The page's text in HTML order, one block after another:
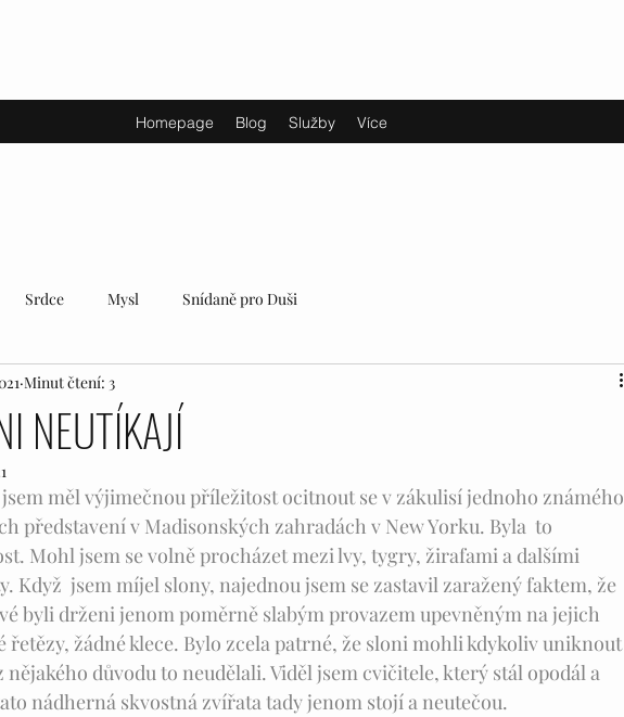
Homepage Blog Služby Více
Srdce Mysl Snídaně pro Duši
NEUTÍKAJÍ
Minut čtení: 3
měl výjimečnou příležitost ocitnout se v zákulisí jednoho známého
představení v Madisonských zahradách v New Yorku. Byla  to
Mohl jsem se volně procházet mezi lvy, tygry, žirafami a dalšími
Když  jsem míjel slony, najednou jsem se zastavil zaražený faktem, že
byli drženi jenom poměrně slabým provazem upevněným na jejich
řetězy, žádné klece. Bylo zcela patrné, že sloni mohli kdykoliv uniknout
nějakého důvodu to neudělali. Viděl jsem cvičitele, který stál opodál a
nádherná skvostná zvířata tady jenom stojí a neutečou.